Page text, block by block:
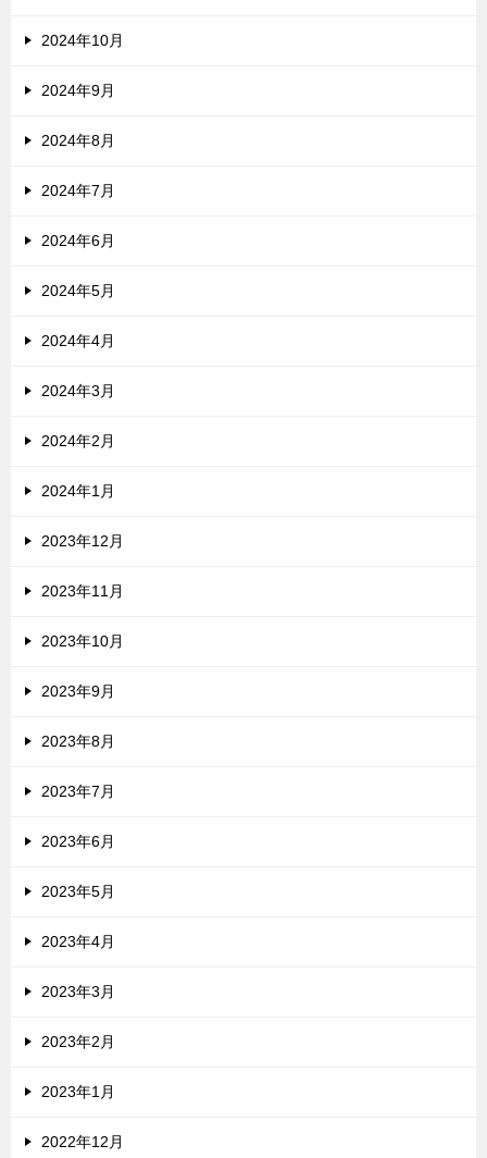
2024年10月
2024年9月
2024年8月
2024年7月
2024年6月
2024年5月
2024年4月
2024年3月
2024年2月
2024年1月
2023年12月
2023年11月
2023年10月
2023年9月
2023年8月
2023年7月
2023年6月
2023年5月
2023年4月
2023年3月
2023年2月
2023年1月
2022年12月